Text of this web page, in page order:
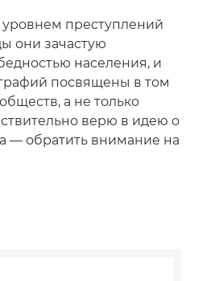
уровнем преступлений
они зачастую
населения, и
посвящены в том
а не только
верю в идею о
— обратить внимание на